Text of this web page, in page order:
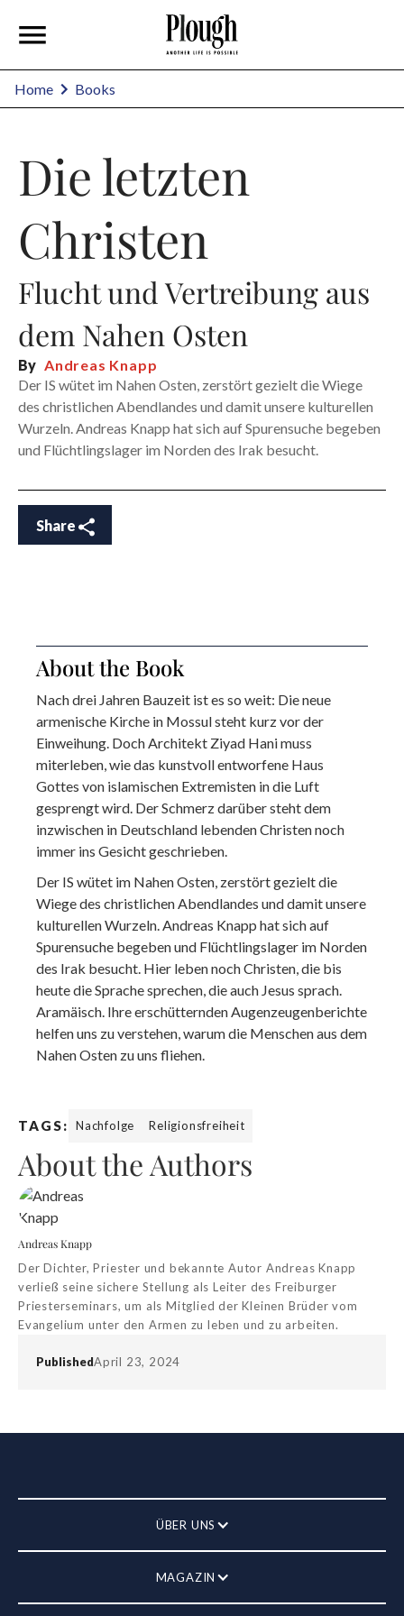
Home Books
Die letzten
Christen
Flucht und Vertreibung aus
dem Nahen Osten
By Andreas Knapp
Der IS wütet im Nahen Osten, zerstört gezielt die Wiege
des christlichen Abendlandes und damit unsere kulturellen
Wurzeln. Andreas Knapp hat sich auf Spurensuche begeben
und Flüchtlingslager im Norden des Irak besucht.
Share
About the Book
Nach drei Jahren Bauzeit ist es so weit: Die neue
armenische Kirche in Mossul steht kurz vor der
Einweihung. Doch Architekt Ziyad Hani muss
miterleben, wie das kunstvoll entworfene Haus
Gottes von islamischen Extremisten in die Luft
gesprengt wird. Der Schmerz darüber steht dem
inzwischen in Deutschland lebenden Christen noch
immer ins Gesicht geschrieben.
Der IS wütet im Nahen Osten, zerstört gezielt die
Wiege des christlichen Abendlandes und damit unsere
kulturellen Wurzeln. Andreas Knapp hat sich auf
Spurensuche begeben und Flüchtlingslager im Norden
des Irak besucht. Hier leben noch Christen, die bis
heute die Sprache sprechen, die auch Jesus sprach.
Aramäisch. Ihre erschütternden Augenzeugenberichte
helfen uns zu verstehen, warum die Menschen aus dem
Nahen Osten zu uns fliehen.
TAGS: Nachfolge Religionsfreiheit
About the Authors
Andreas Knapp
Der Dichter, Priester und bekannte Autor Andreas Knapp
verließ seine sichere Stellung als Leiter des Freiburger
Priesterseminars, um als Mitglied der Kleinen Brüder vom
Evangelium unter den Armen zu leben und zu arbeiten.
PublishedApril 23, 2024
ÜBER UNS
MAGAZIN